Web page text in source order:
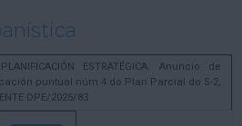
ESTRATÉGICA. Anuncio de
puntual núm 4 do Plan Parcial do S-2,
DPE/2025/83